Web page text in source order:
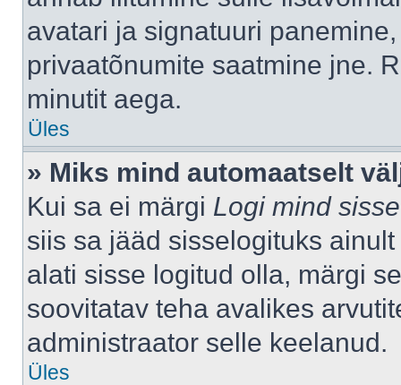
avatari ja signatuuri
privaatõnumite saatmine jne.
minutit aega.
Üles
» Miks mind automaatselt
Kui sa ei märgi Logi mind
siis sa jääd sisselogituks
alati sisse logitud olla, märgi
soovitatav teha avalikes
administraator selle keelanud.
Üles